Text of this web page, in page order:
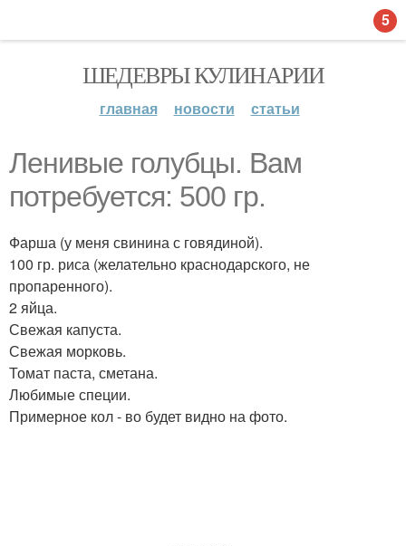
ШЕДЕВРЫ КУЛИНАРИИ
главная новости статьи
Ленивые голубцы. Вам
потребуется: 500 гр.
Фарша (у меня свинина с говядиной).
100 гр. риса (желательно краснодарского, не
пропаренного).
2 яйца.
Свежая капуста.
Свежая морковь.
Томат паста, сметана.
Любимые специи.
Примерное кол - во будет видно на фото.
5